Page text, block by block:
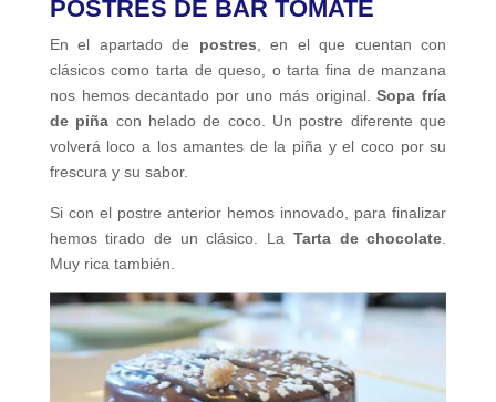
POSTRES DE BAR TOMATE
En el apartado de postres , en el que cuentan con
clásicos como tarta de queso, o tarta fina de manzana
nos hemos decantado por uno más original.Sopa fría
de piña con helado de coco. Un postre diferente que
volverá loco a los amantes de la piña y el coco por su
frescura y su sabor.
Si con el postre anterior hemos innovado, para finalizar
hemos tirado de un clásico. La Tarta de chocolate
Muy rica también.